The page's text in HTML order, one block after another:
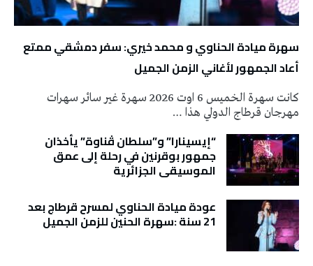
سهرة ميادة الحناوي و محمد خيري: سفر دمشقي ممتع
أعاد الجمهور لأغاني الزمن الجميل
كانت سهرة الخميس 6 اوت 2026 سهرة غير سائر سهرات
مهرجان قرطاج الدولي هذا …
“إيسينارا” و”سلطان ڤناوة” يأخذان
جمهور بوقرنين في رحلة إلى عمق
الموسيقى الجزائرية
عودة ميادة الحناوي لمسرح قرطاج بعد
21 سنة :سهرة الحنين للزمن الجميل